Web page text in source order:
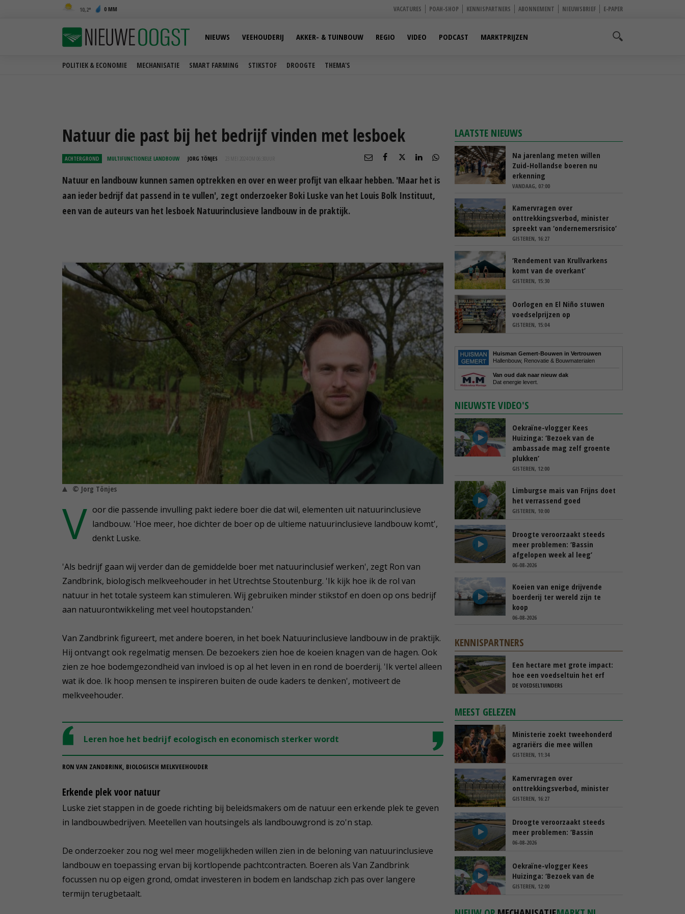
10,2 0 MM VACATURES POAH-SHOP KENNISPARTNERS ABONNEMENT NIEUWSBRIEF E-PAPER
POLITIEK & ECONOMIE MECHANISATIE SMART FARMING STIKSTOF DROOGTE THEMA'S
NIEUWS VEEHOUDERIJ AKKER- & TUINBOUW REGIO VIDEO PODCAST MARKTPRIJZEN
Natuur die past bij het bedrijf vinden met lesboek
ACHTERGROND MULTIFUNCTIONELE LANDBOUW JORG TÖNJES 23 MEI 2024 OM 06:30
Natuur en landbouw kunnen samen optrekken en over en weer profijt van elkaar hebben. 'Maar het is
aan ieder bedrijf dat passend in te vullen', zegt onderzoeker Boki Luske van het Louis Bolk Instituut,
een van de auteurs van het lesboek Natuurinclusieve landbouw in de praktijk.
© Jorg Tönjes
V oor die passende invulling pakt iedere boer die dat wil, elementen uit natuurinclusieve
landbouw. 'Hoe meer, hoe dichter de boer op de ultieme natuurinclusieve landbouw komt',
denkt Luske.
'Als bedrijf gaan wij verder dan de gemiddelde boer met natuurinclusief werken', zegt Ron van
Zandbrink, biologisch melkveehouder in het Utrechtse Stoutenburg. 'Ik kijk hoe ik de rol van
natuur in het totale systeem kan stimuleren. Wij gebruiken minder stikstof en doen op ons bedrijf
aan natuurontwikkeling met veel houtopstanden.'
Van Zandbrink figureert, met andere boeren, in het boek Natuurinclusieve landbouw in de praktijk.
Hij ontvangt ook regelmatig mensen. De bezoekers zien hoe de koeien knagen van de hagen. Ook
zien ze hoe bodemgezondheid van invloed is op al het leven in en rond de boerderij. 'Ik vertel alleen
wat ik doe. Ik hoop mensen te inspireren buiten de oude kaders te denken', motiveert de
melkveehouder.
Leren hoe het bedrijf ecologisch en economisch sterker wordt
RON VAN ZANDBRINK, BIOLOGISCH MELKVEEHOUDER
Erkende plek voor natuur
Luske ziet stappen in de goede richting bij beleidsmakers om de natuur een erkende plek te geven
in landbouwbedrijven. Meetellen van houtsingels als landbouwgrond is zo'n stap.
De onderzoeker zou nog wel meer mogelijkheden willen zien in de beloning van natuurinclusieve
landbouw en toepassing ervan bij kortlopende pachtcontracten. Boeren als Van Zandbrink
focussen nu op eigen grond, omdat investeren in bodem en landschap zich pas over langere
termijn terugbetaalt.
LAATSTE NIEUWS
Na jarenlang meten willen
Zuid-Hollandse boeren nu
erkenning
VANDAAG, 07:00
Kamervragen over
onttrekkingsverbod, minister
spreekt van ‘ondernemersrisico’
GISTEREN, 16:27
‘Rendement van Krullvarkens
komt van de overkant’
GISTEREN, 15:30
Oorlogen en El Niño stuwen
voedselprijzen op
GISTEREN, 15:04
Huisman Gemert-Bouwen in Vertrouwen
Hallenbouw, Renovatie & Bouwmaterialen
Van oud dak naar nieuw dak
Dat energie levert.
NIEUWSTE VIDEO'S
Oekraïne-vlogger Kees
Huizinga: ‘Bezoek van de
ambassade mag zelf groente
plukken’
GISTEREN, 12:00
Limburgse mais van Frijns doet
het verrassend goed
GISTEREN, 10:00
Droogte veroorzaakt steeds
meer problemen: ‘Bassin
afgelopen week al leeg’
06-08-2026
Koeien van enige drijvende
boerderij ter wereld zijn te
koop
06-08-2026
KENNISPARTNERS
Een hectare met grote impact:
hoe een voedseltuin het erf
van Barton Arnts versterkt
DE VOEDSELTUINDERS
MEEST GELEZEN
Ministerie zoekt tweehonderd
agrariërs die mee willen
denken
GISTEREN, 11:34
Kamervragen over
onttrekkingsverbod, minister
spreekt van ‘ondernemersrisico’
GISTEREN, 16:27
Droogte veroorzaakt steeds
meer problemen: ‘Bassin
afgelopen week al leeg’
06-08-2026
Oekraïne-vlogger Kees
Huizinga: ‘Bezoek van de
ambassade mag zelf groente
GISTEREN, 12:00